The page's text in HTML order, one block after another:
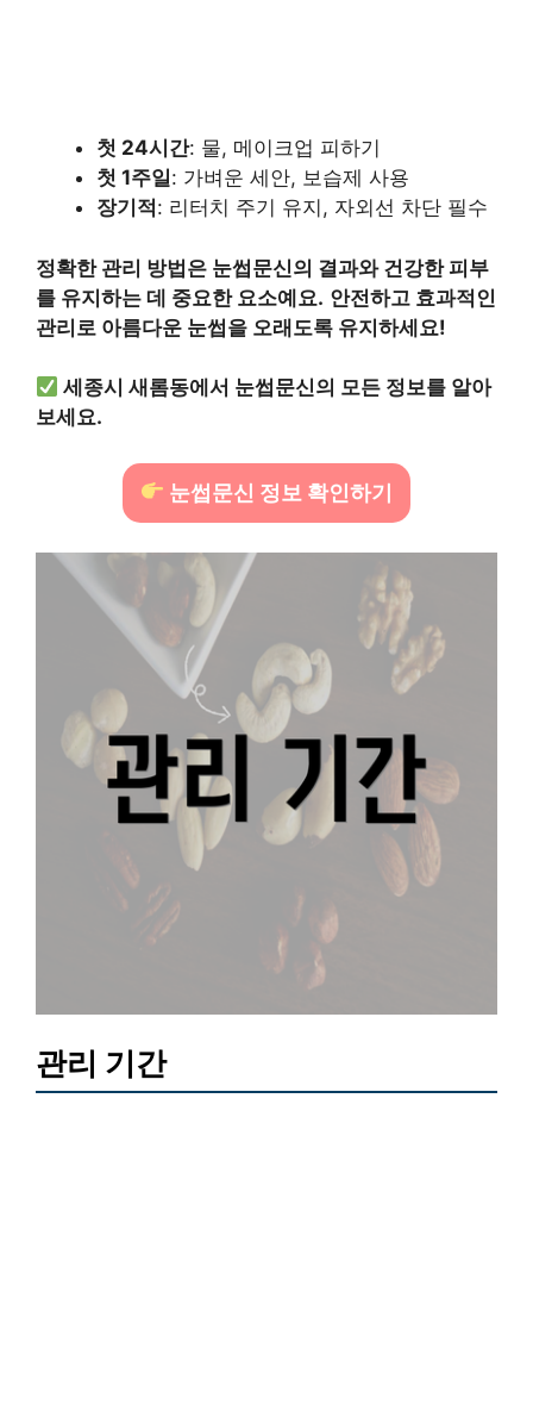
첫 24시간: 물, 메이크업 피하기
첫 1주일: 가벼운 세안, 보습제 사용
장기적 : 리터치 주기 유지, 자외선 차단 필수
정확한 관리 방법은 눈썹문신의 결과와 건강한 피부
를 유지하는 데 중요한 요소예요. 안전하고 효과적인
관리로 아름다운 눈썹을 오래도록 유지하세요!
세종시 새롬동에서 눈썹문신의 모든 정보를 알아
보세요.
눈썹문신 정보 확인하기
관리 기간